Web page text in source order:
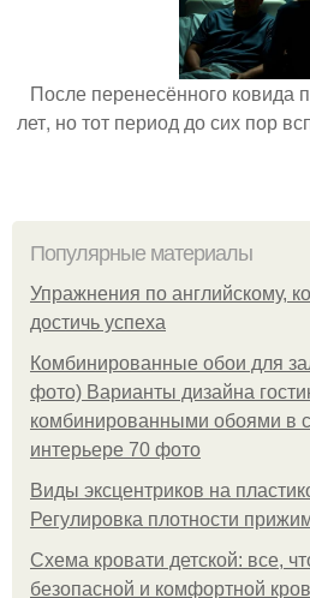
После перенесённого ковида
лет, но тот период до сих пор
Популярные материалы
Упражнения по английскому,
достичь успеха
Комбинированные обои для
фото) Варианты дизайна
комбинированными обоями в
интерьере 70 фото
Виды эксцентриков на
Регулировка плотности
Схема кровати детской: все,
безопасной и комфортной